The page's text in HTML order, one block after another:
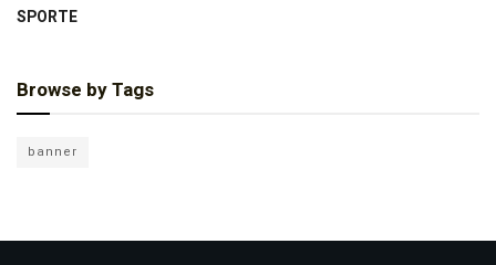
SPORTE
Browse by Tags
banner